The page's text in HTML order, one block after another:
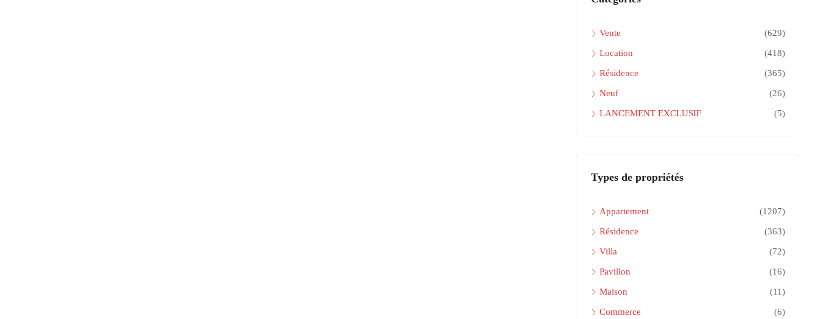
Vente (629)
Location (418)
Résidence (365)
Neuf (26)
LANCEMENT EXCLUSIF (5)
Types de propriétés
Appartement (1207)
Résidence (363)
Villa (72)
Pavillon (16)
Maison (11)
Commerce (6)